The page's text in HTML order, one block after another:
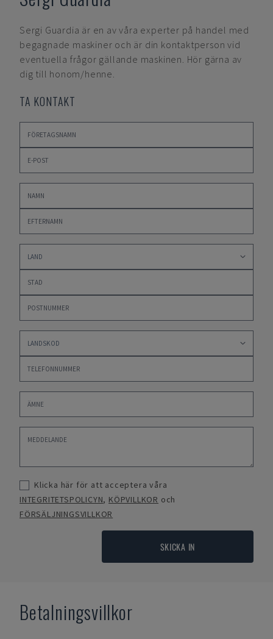
Sergi Guardia är en av våra experter på handel med
begagnade maskiner och är din kontaktperson vid
eventuella frågor gällande maskinen. Hör gärna av
dig till honom/henne.
TA KONTAKT
Klicka här för att acceptera våra
INTEGRITETSPOLICYN, KÖPVILLKOR och
FÖRSÄLJNINGSVILLKOR
SKICKA IN
Betalningsvillkor